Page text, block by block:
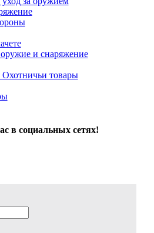
и снаряжение
Охотничьи товары
в социальных сетях!